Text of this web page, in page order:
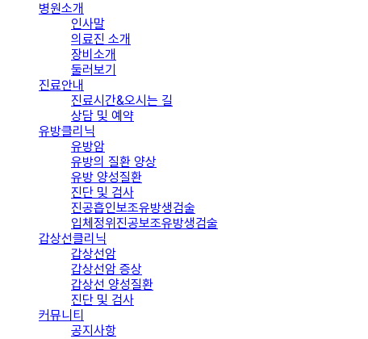
병원소개
인사말
의료진 소개
장비소개
둘러보기
진료안내
진료시간&오시는 길
상담 및 예약
유방클리닉
유방암
유방의 질환 양상
유방 양성질환
진단 및 검사
진공흡인보조유방생검술
입체정위진공보조유방생검술
갑상선클리닉
갑상선암
갑상선암 증상
갑상선 양성질환
진단 및 검사
커뮤니티
공지사항